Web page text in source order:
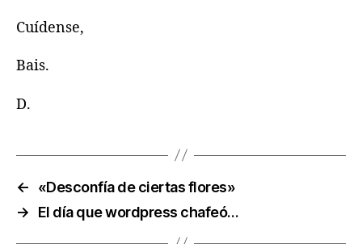
Cuídense,
Bais.
D.
←
«Desconfía de ciertas flores»
→
El día que wordpress chafeó…